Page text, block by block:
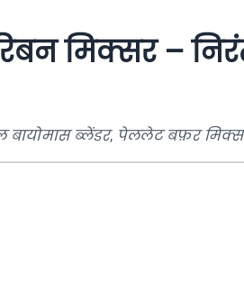
मिक्सर –
बायोमास ब्लेंडर, पेललेट बफ़र